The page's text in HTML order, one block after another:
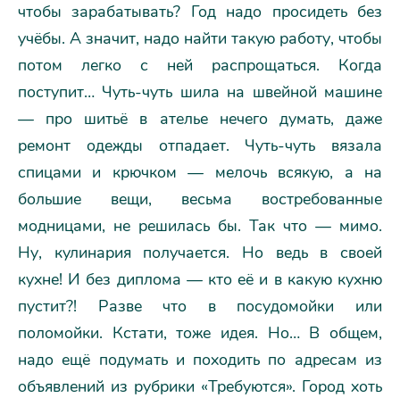
чтобы зарабатывать? Год надо просидеть без
учёбы. А значит, надо найти такую работу, чтобы
потом легко с ней распрощаться. Когда
поступит… Чуть-чуть шила на швейной машине
— про шитьё в ателье нечего думать, даже
ремонт одежды отпадает. Чуть-чуть вязала
спицами и крючком — мелочь всякую, а на
большие вещи, весьма востребованные
модницами, не решилась бы. Так что — мимо.
Ну, кулинария получается. Но ведь в своей
кухне! И без диплома — кто её и в какую кухню
пустит?! Разве что в посудомойки или
поломойки. Кстати, тоже идея. Но… В общем,
надо ещё подумать и походить по адресам из
объявлений из рубрики «Требуются». Город хоть